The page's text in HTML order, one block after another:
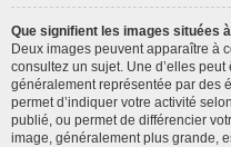
Que signifient les images situées
Deux images peuvent apparaître à
consultez un sujet. Une d’elles
généralement représentée par des
permet d’indiquer votre activité
publié, ou permet de différencier
image, généralement plus grande,